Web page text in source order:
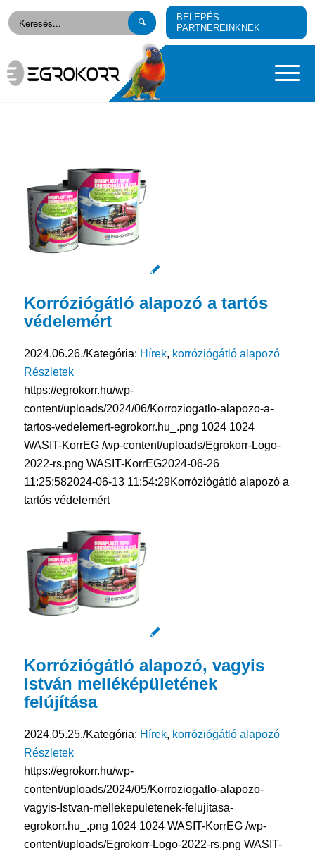
BELEPÉS
PARTNEREINKNEK
Korróziógátló alapozó a tartós
védelemért
2024.06.26./Kategória: Hírek, korróziógátló alapozó
Részletek
https://egrokorr.hu/wp-
content/uploads/2024/06/Korroziogatlo-alapozo-a-
tartos-vedelemert-egrokorr.hu_.png 1024 1024
WASIT-KorrEG /wp-content/uploads/Egrokorr-Logo-
2022-rs.png WASIT-KorrEG2024-06-26
11:25:582024-06-13 11:54:29Korróziógátló alapozó a
tartós védelemért
Korróziógátló alapozó, vagyis
István melléképületének
felújítása
2024.05.25./Kategória: Hírek, korróziógátló alapozó
Részletek
https://egrokorr.hu/wp-
content/uploads/2024/05/Korroziogatlo-alapozo-
vagyis-Istvan-mellekepuletenek-felujitasa-
egrokorr.hu_.png 1024 1024 WASIT-KorrEG /wp-
content/uploads/Egrokorr-Logo-2022-rs.png WASIT-